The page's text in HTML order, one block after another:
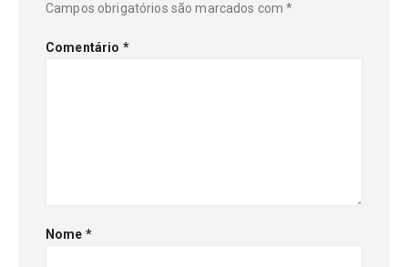
Campos obrigatórios são marcados com*
Comentário *
Nome *